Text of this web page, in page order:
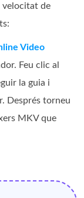
velocitat de
Video
Feu clic al
la guia i
Després torneu
MKV que